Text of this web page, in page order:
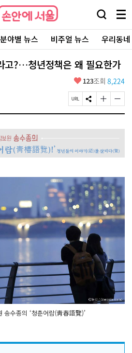
검
창
열
기
메
뉴
전
체
보
분야별 뉴스 비주얼 뉴스 우리동
고?…청년정책은 왜 필요한가
좋
요
123조회 8,224
페
이
U
복
사
S
N
공
기
글
자
기
변
경
기
글
자
기
변
경
기
송수종의 ‘청춘어람(靑春語覽)’